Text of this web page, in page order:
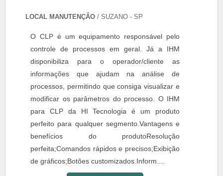
LOCAL MANUTENÇÃO / SUZANO - SP
O CLP é um equipamento responsável pelo
controle de processos em geral. Já a IHM
disponibiliza para o operador/cliente as
informações que ajudam na análise de
processos, permitindo que consiga visualizar e
modificar os parâmetros do processo. O IHM
para CLP da HI Tecnologia é um produto
perfeito para qualquer segmento.Vantagens e
benefícios do produtoResolução
perfeita;Comandos rápidos e precisos;Exibição
de gráficos;Botões customizados.Inform....